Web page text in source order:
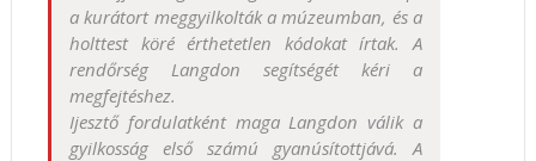
a kurátort meggyilkolták a múzeumban, és a
holttest köré érthetetlen kódokat írtak. A
rendőrség Langdon segítségét kéri a
megfejtéshez.
Ijesztő fordulatként maga Langdon válik a
gyilkosság első számú gyanúsítottjává. A